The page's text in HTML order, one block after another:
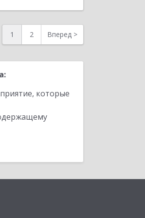
1 2 Вперед >
которые